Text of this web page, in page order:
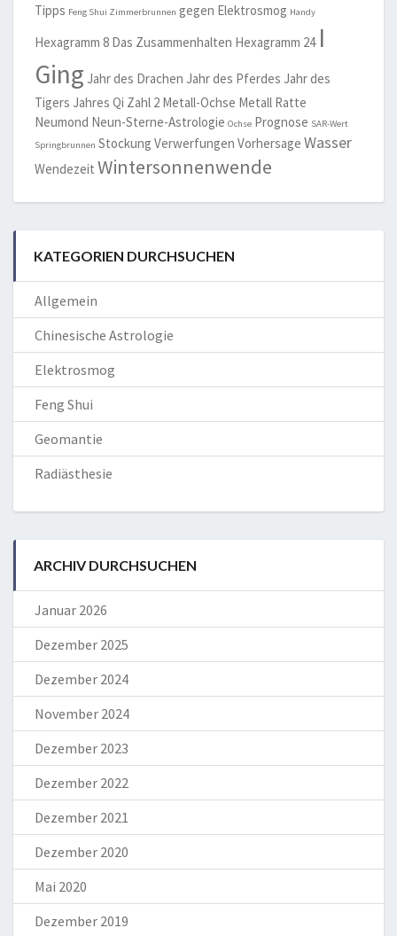
Tipps Feng Shui Zimmerbrunnen gegen Elektrosmog Handy
Hexagramm 8 Das Zusammenhalten Hexagramm 24 I
Ging Jahr des Drachen Jahr des Pferdes Jahr des
Tigers Jahres Qi Zahl 2 Metall-Ochse Metall Ratte
Neumond Neun-Sterne-Astrologie Ochse Prognose SAR-Wert
Springbrunnen Stockung Verwerfungen Vorhersage Wasser
Wendezeit Wintersonnenwende
KATEGORIEN DURCHSUCHEN
Allgemein
Chinesische Astrologie
Elektrosmog
Feng Shui
Geomantie
Radiästhesie
ARCHIV DURCHSUCHEN
Januar 2026
Dezember 2025
Dezember 2024
November 2024
Dezember 2023
Dezember 2022
Dezember 2021
Dezember 2020
Mai 2020
Dezember 2019